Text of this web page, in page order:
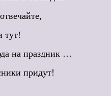
тут!
на праздник …
придут!